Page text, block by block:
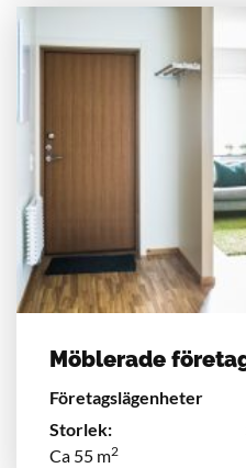
Möblerade
Företagslägenheter
Storlek:
Ca 55 m2